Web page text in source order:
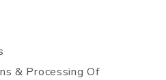
& Processing Of